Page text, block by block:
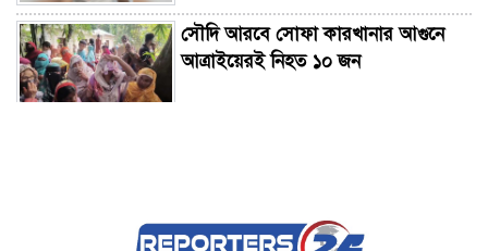
সৌদি আরবে সোফা কারখানার আগুনে
আত্রাইয়েরই নিহত ১০ জন
সৌদি আরবে অগ্নিকাণ্ডে ১৬ বাংলাদেশির